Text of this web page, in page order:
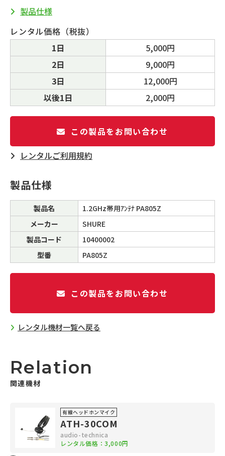
製品仕様
レンタル価格（税抜）
1日
5,000円
2日
9,000円
3日
12,000円
以後1日
2,000円
この製品をお問い合わせ
レンタルご利⽤規約
製品仕様
製品名
1.2GHz帯用ｱﾝﾃﾅ PA805Z
メーカー
SHURE
製品コード
10400002
型番
PA805Z
この製品をお問い合わせ
レンタル機材一覧へ戻る
Relation
関連機材
有線ヘッドホンマイク
ATH-30COM
audio-technica
レンタル価格：3,000円